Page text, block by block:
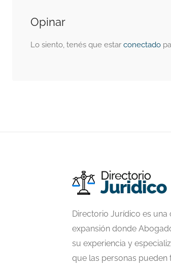
Opinar
Lo siento, tenés que estarconectado
Directorio Jurídico es una
expansión donde
su experiencia y
que las personas pueden